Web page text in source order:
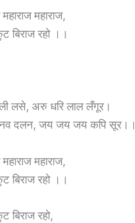
महाराज,
बिराज रहो ।।
लसे, अरु धरि लाल लँगूर।
दलन, जय जय जय कपि सूर।।
महाराज,
बिराज रहो ।।
बिराज रहो,